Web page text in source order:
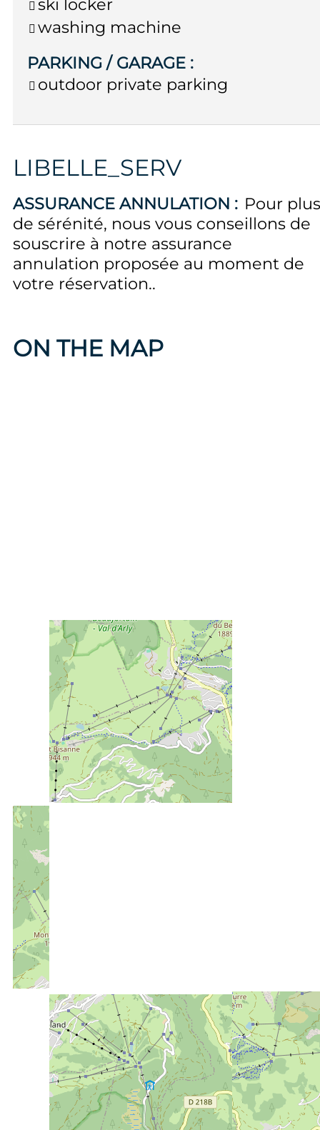
ski locker
washing machine
PARKING / GARAGE :
outdoor private parking
LIBELLE_SERV
ASSURANCE ANNULATION : Pour plus
de sérénité, nous vous conseillons de
souscrire à notre assurance
annulation proposée au moment de
votre réservation.
ON THE MAP